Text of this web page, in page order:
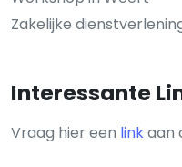
Zakelijke
Interessante
Vraag hier een linkaan